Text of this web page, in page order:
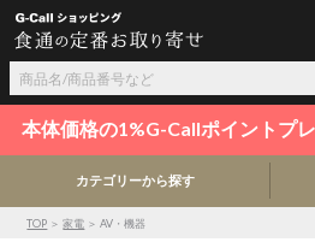
本体価格の1%G-Callポイントプ
カテゴリーから探す
TOP ＞家電 ＞ AV・機器